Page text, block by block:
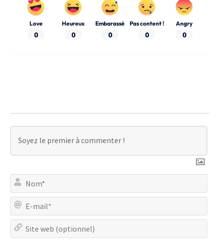
Love
0
Heureux
0
Embarassé
0
Pas content !
0
Angry
0